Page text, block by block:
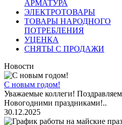
АРМАТУРА
ЭЛЕКТРОТОВАРЫ
ТОВАРЫ НАРОДНОГО
ПОТРЕБЛЕНИЯ
УЦЕНКА
СНЯТЫ С ПРОДАЖИ
Новости
С новым годом!
Уважаемые коллеги!
Новогодними праздниками!..
30.12.2025